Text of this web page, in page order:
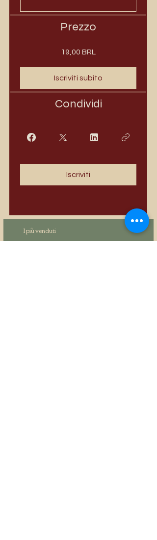
Prezzo
19,00 BRL
Iscriviti subito
Condividi
Iscriviti
I più venduti